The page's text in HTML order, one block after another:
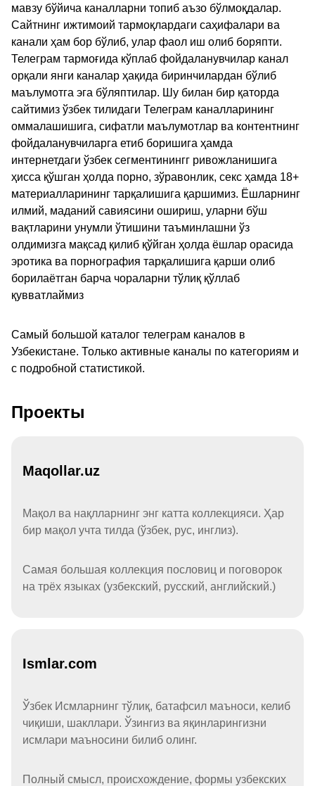
мавзу бўйича каналларни топиб аъзо бўлмоқдалар.
Сайтнинг ижтимоий тармоқлардаги саҳифалари ва
канали ҳам бор бўлиб, улар фаол иш олиб боряпти.
Телеграм тармоғида кўплаб фойдаланувчилар канал
орқали янги каналар ҳақида биринчилардан бўлиб
маълумотга эга бўляптилар. Шу билан бир қаторда
сайтимиз ўзбек тилидаги Телеграм каналларининг
оммалашишига, сифатли маълумотлар ва контентнинг
фойдаланувчиларга етиб боришига ҳамда
интернетдаги ўзбек сегментинингг ривожланишига
ҳисса қўшган ҳолда порно, зўравонлик, секс ҳамда 18+
материалларининг тарқалишига қаршимиз. Ёшларнинг
илмий, маданий савиясини ошириш, уларни бўш
вақтларини унумли ўтишини таъминлашни ўз
олдимизга мақсад қилиб қўйган ҳолда ёшлар орасида
эротика ва порнография тарқалишига қарши олиб
борилаётган барча чораларни тўлиқ қўллаб
қувватлаймиз
Самый большой каталог телеграм каналов в
Узбекистане. Только активные каналы по категориям и
с подробной статистикой.
Проекты
Maqollar.uz
Мақол ва нақлларнинг энг катта коллекцияси. Ҳар
бир мақол учта тилда (ўзбек, рус, инглиз).
Самая большая коллекция пословиц и поговорок
на трёх языках (узбекский, русский, английский.)
Ismlar.com
Ўзбек Исмларнинг тўлиқ, батафсил маъноси, келиб
чиқиши, шакллари. Ўзингиз ва яқинларингизни
исмлари маъносини билиб олинг.
Полный смысл, происхождение, формы узбекских